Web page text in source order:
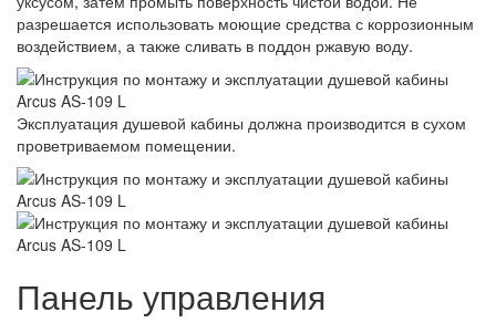
разрешается использовать моющие средства с коррозионным
воздействием, а также сливать в поддон ржавую воду.
Эксплуатация душевой кабины должна производится в сухом
проветриваемом помещении.
Панель управления